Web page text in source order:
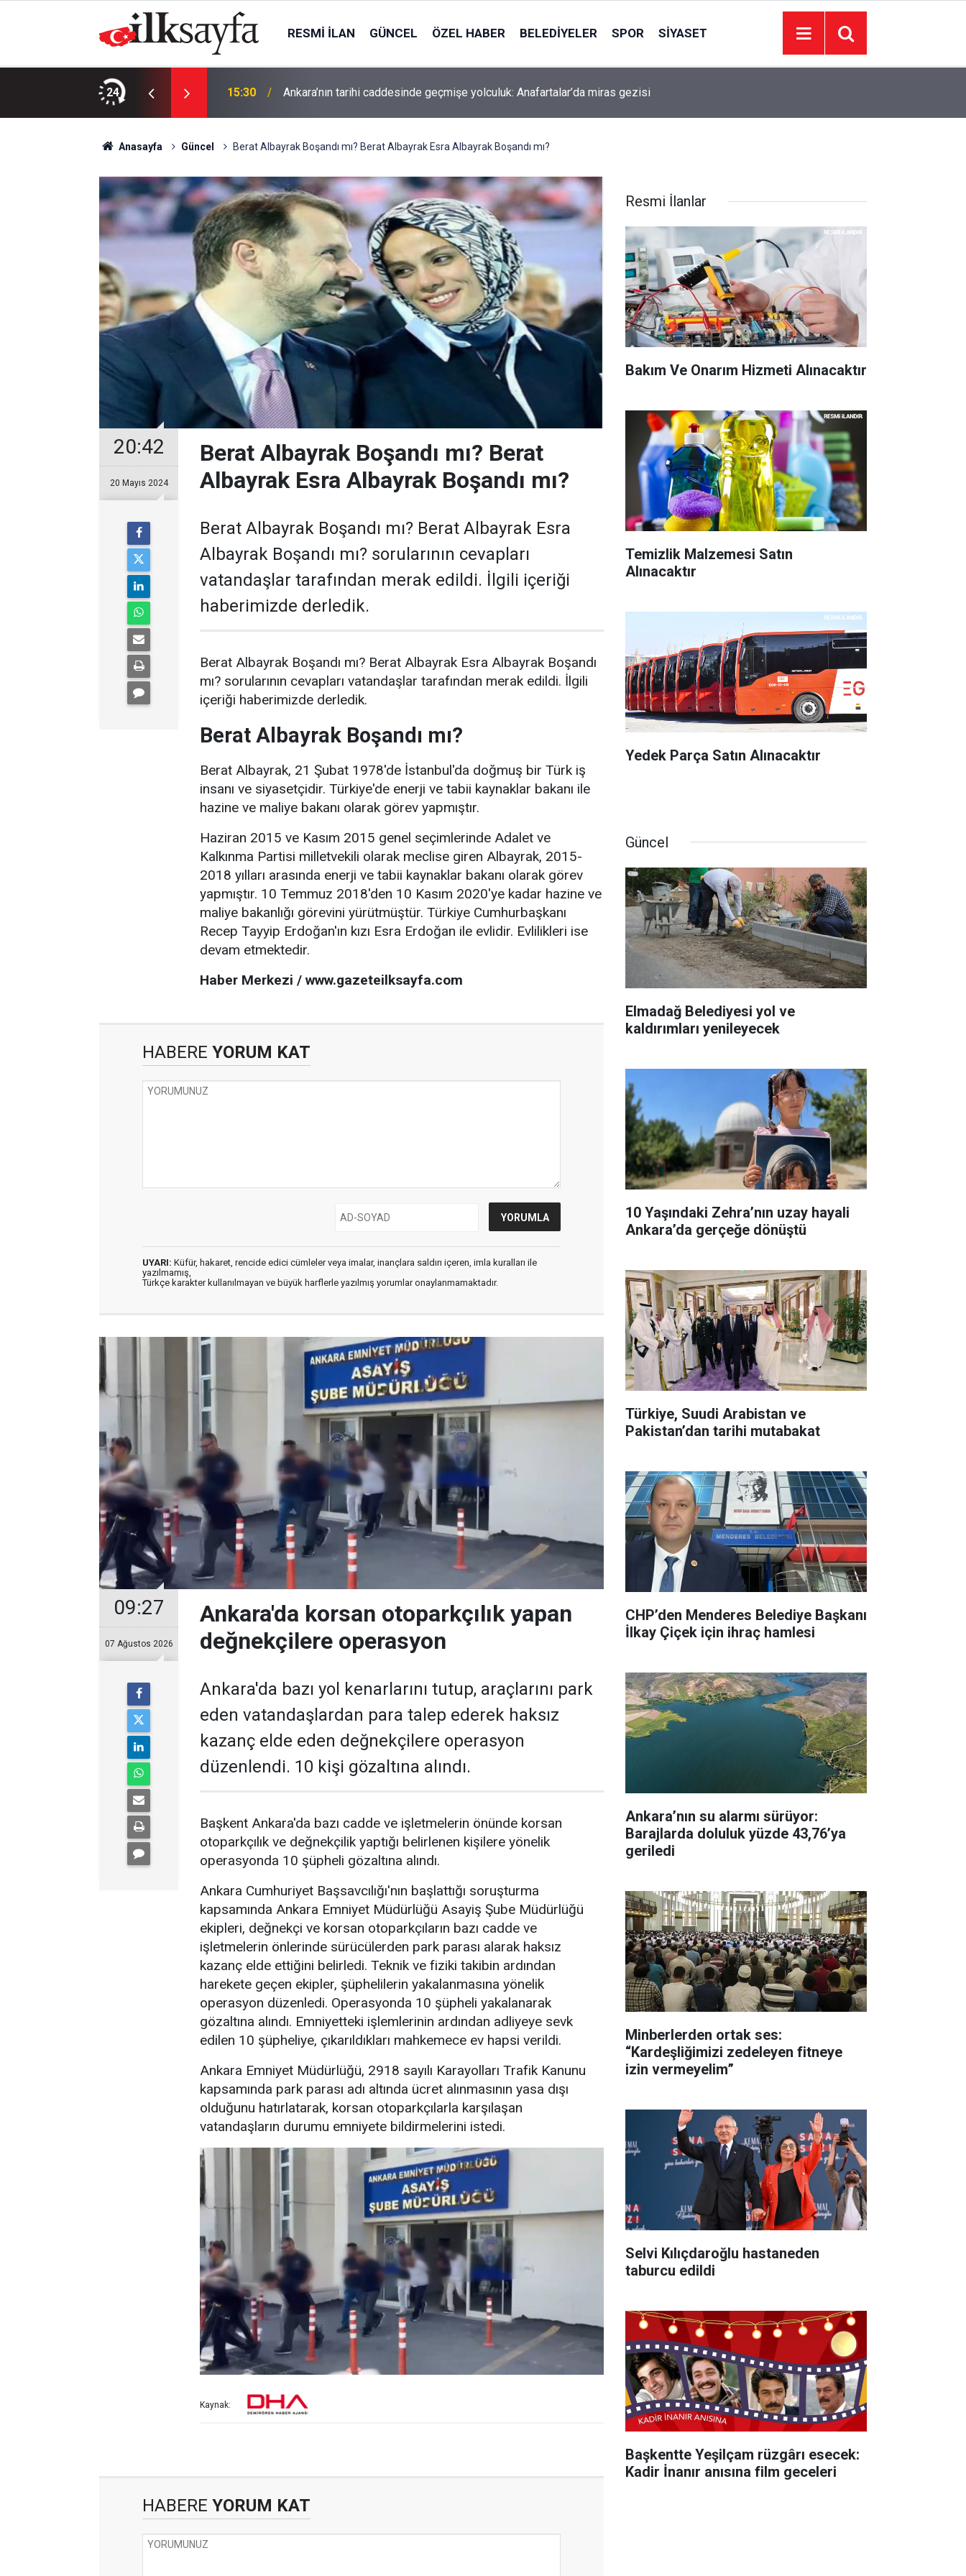
RESMI İLAN GÜNCEL ÖZEL HABER BELEDIYELER SPOR SIYASET
24 15:30 Ankara’nın tarihi caddesinde geçmişe yolculuk: Anafartalar’da miras gezisi
Anasayfa Güncel Berat Albayrak Boşandı mı? Berat Albayrak Esra Albayrak Boşandı mı?
20:42
20 Mayıs 2024
Berat Albayrak Boşandı mı? Berat
Albayrak Esra Albayrak Boşandı mı?
Berat Albayrak Boşandı mı? Berat Albayrak Esra
Albayrak Boşandı mı? sorularının cevapları
vatandaşlar tarafından merak edildi. İlgili içeriği
haberimizde derledik.
Berat Albayrak Boşandı mı? Berat Albayrak Esra Albayrak Boşandı
mı? sorularının cevapları vatandaşlar tarafından merak edildi. İlgili
içeriği haberimizde derledik.
Berat Albayrak Boşandı mı?
Berat Albayrak, 21 Şubat 1978'de İstanbul'da doğmuş bir Türk iş
insanı ve siyasetçidir. Türkiye'de enerji ve tabii kaynaklar bakanı ile
hazine ve maliye bakanı olarak görev yapmıştır.
Haziran 2015 ve Kasım 2015 genel seçimlerinde Adalet ve
Kalkınma Partisi milletvekili olarak meclise giren Albayrak, 2015-
2018 yılları arasında enerji ve tabii kaynaklar bakanı olarak görev
yapmıştır. 10 Temmuz 2018'den 10 Kasım 2020'ye kadar hazine ve
maliye bakanlığı görevini yürütmüştür. Türkiye Cumhurbaşkanı
Recep Tayyip Erdoğan'ın kızı Esra Erdoğan ile evlidir. Evlilikleri ise
devam etmektedir.
Haber Merkezi / www.gazeteilksayfa.com
HABERE YORUM KAT
UYARI: Küfür, hakaret, rencide edici cümleler veya imalar, inançlara saldırı içeren, imla kuralları ile
yazılmamış,
Türkçe karakter kullanılmayan ve büyük harflerle yazılmış yorumlar onaylanmamaktadır.
09:27
07 Ağustos 2026
Ankara'da korsan otoparkçılık yapan
değnekçilere operasyon
Ankara'da bazı yol kenarlarını tutup, araçlarını park
eden vatandaşlardan para talep ederek haksız
kazanç elde eden değnekçilere operasyon
düzenlendi. 10 kişi gözaltına alındı.
Başkent Ankara'da bazı cadde ve işletmelerin önünde korsan
otoparkçılık ve değnekçilik yaptığı belirlenen kişilere yönelik
operasyonda 10 şüpheli gözaltına alındı.
Ankara Cumhuriyet Başsavcılığı'nın başlattığı soruşturma
kapsamında Ankara Emniyet Müdürlüğü Asayiş Şube Müdürlüğü
ekipleri, değnekçi ve korsan otoparkçıların bazı cadde ve
işletmelerin önlerinde sürücülerden park parası alarak haksız
kazanç elde ettiğini belirledi. Teknik ve fiziki takibin ardından
harekete geçen ekipler, şüphelilerin yakalanmasına yönelik
operasyon düzenledi. Operasyonda 10 şüpheli yakalanarak
gözaltına alındı. Emniyetteki işlemlerinin ardından adliyeye sevk
edilen 10 şüpheliye, çıkarıldıkları mahkemece ev hapsi verildi.
Ankara Emniyet Müdürlüğü, 2918 sayılı Karayolları Trafik Kanunu
kapsamında park parası adı altında ücret alınmasının yasa dışı
olduğunu hatırlatarak, korsan otoparkçılarla karşılaşan
vatandaşların durumu emniyete bildirmelerini istedi.
Kaynak:
HABERE YORUM KAT
Resmi İlanlar
Bakım Ve Onarım Hizmeti Alınacaktır
Temizlik Malzemesi Satın
Alınacaktır
Yedek Parça Satın Alınacaktır
Güncel
Elmadağ Belediyesi yol ve
kaldırımları yenileyecek
10 Yaşındaki Zehra’nın uzay hayali
Ankara’da gerçeğe dönüştü
Türkiye, Suudi Arabistan ve
Pakistan’dan tarihi mutabakat
CHP’den Menderes Belediye Başkanı
İlkay Çiçek için ihraç hamlesi
Ankara’nın su alarmı sürüyor:
Barajlarda doluluk yüzde 43,76’ya
geriledi
Minberlerden ortak ses:
“Kardeşliğimizi zedeleyen fitneye
izin vermeyelim”
Selvi Kılıçdaroğlu hastaneden
taburcu edildi
Başkentte Yeşilçam rüzgârı esecek:
Kadir İnanır anısına film geceleri